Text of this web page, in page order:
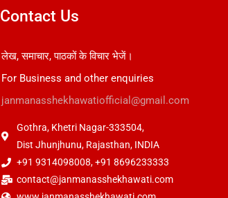
Contact Us
लेख, समाचार, पाठकों के विचार भेजें।
For Business and other enquiries
janmanasshekhawatiofficial@gmail.com
Gothra, Khetri Nagar-333504,
Dist Jhunjhunu, Rajasthan, INDIA
+91 9314098008, +91 8696233333
contact@janmanasshekhawati.com